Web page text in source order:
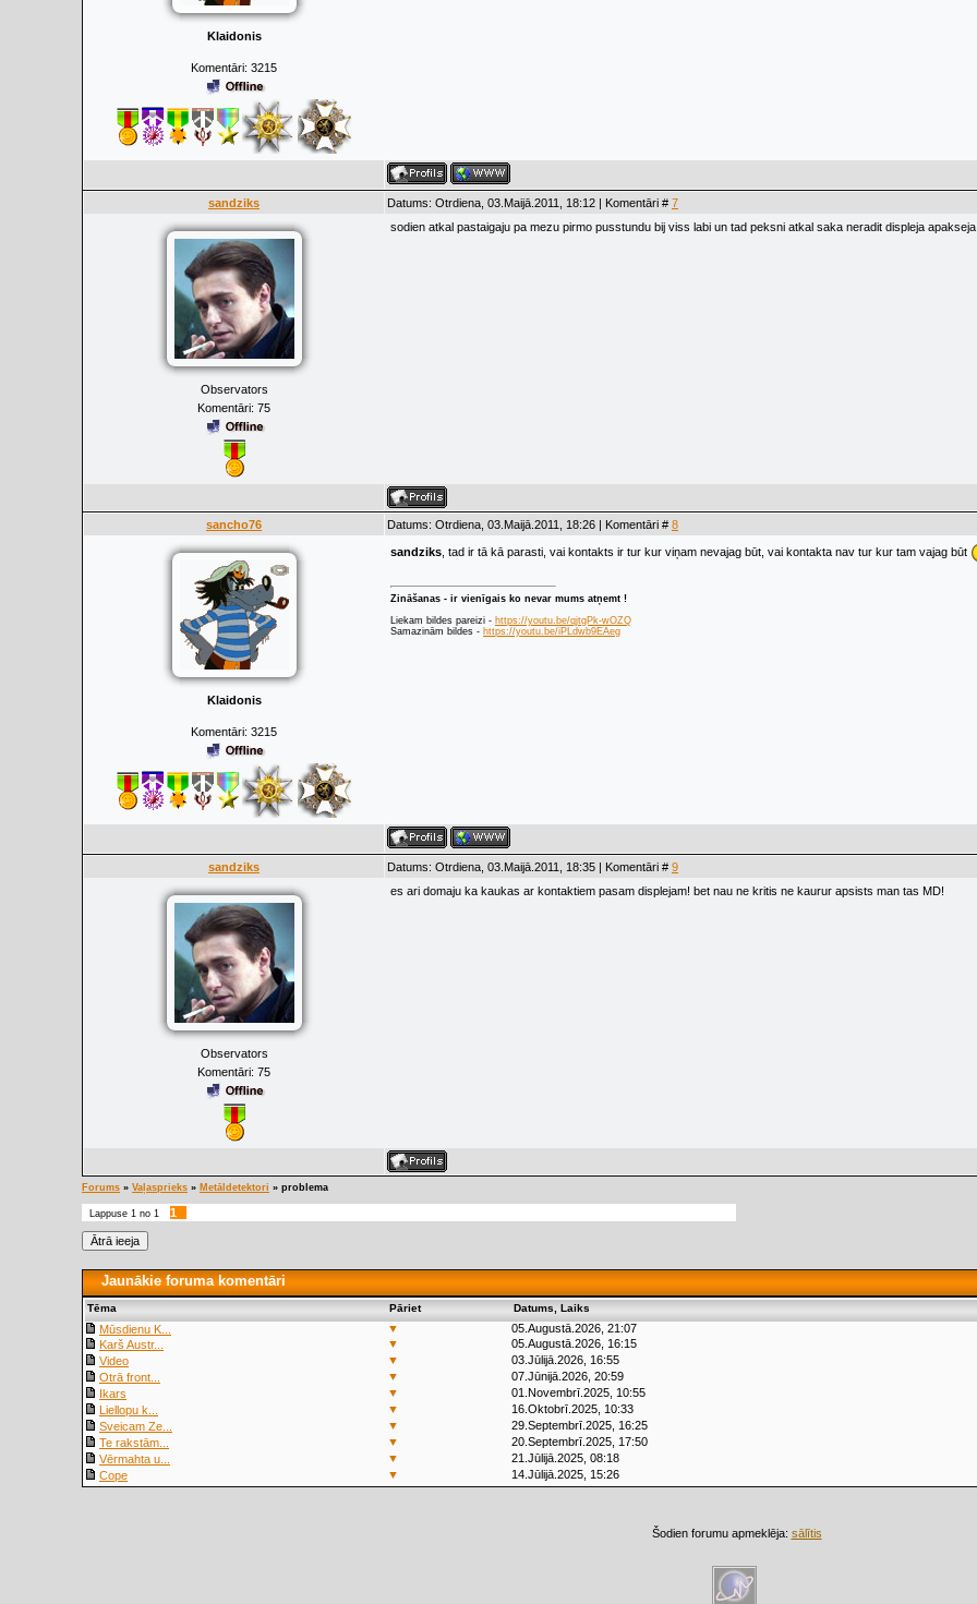
Klaidonis
Komentāri: 3215
sandziks Datums: Otrdiena, 03.Maijā.2011, 18:12 | Komentāri # 7
Observators
Komentāri: 75
sodien atkal pastaigaju pa mezu pirmo pusstundu bij viss labi un tad peksni atkal saka neradit displeja
sancho76 Datums: Otrdiena, 03.Maijā.2011, 18:26 | Komentāri # 8
Klaidonis
Komentāri: 3215
sandziks , tad ir tā kā parasti, vai kontakts ir tur kur viņam nevajag būt, vai kontakta nav tur kur tam vajag būt
Zināšanas - ir vienīgais ko nevar mums atņemt !
Liekam bildes pareizi - https://youtu.be/qjtgPk-wOZQ
Samazinām bildes - https://youtu.be/iPLdwb9EAeg
sandziks Datums: Otrdiena, 03.Maijā.2011, 18:35 | Komentāri # 9
Observators
Komentāri: 75
es ari domaju ka kaukas ar kontaktiem pasam displejam! bet nau ne kritis ne kaurur apsists man tas MD!
Forums » Vaļasprieks » Metāldetektori » problema
Lappuse 1 no 1 1
Jaunākie foruma komentāri
Tēma Pāriet Datums, Laiks
Mūsdienu K... ▼
05.Augustā.2026, 21:07
Karš Austr...
▼
05.Augustā.2026, 16:15
Video
▼
03.Jūlijā.2026, 16:55
Otrā front...
▼
07.Jūnijā.2026, 20:59
Ikars
▼
01.Novembrī.2025, 10:55
Liellopu k...
▼
16.Oktobrī.2025, 10:33
Sveicam Ze...
▼
29.Septembrī.2025, 16:25
Te rakstām...
▼
20.Septembrī.2025, 17:50
Vērmahta u...
▼
21.Jūlijā.2025, 08:18
Cope
▼ 14.Jūlijā.2025, 15:26
Šodien forumu apmeklēja: sālītis